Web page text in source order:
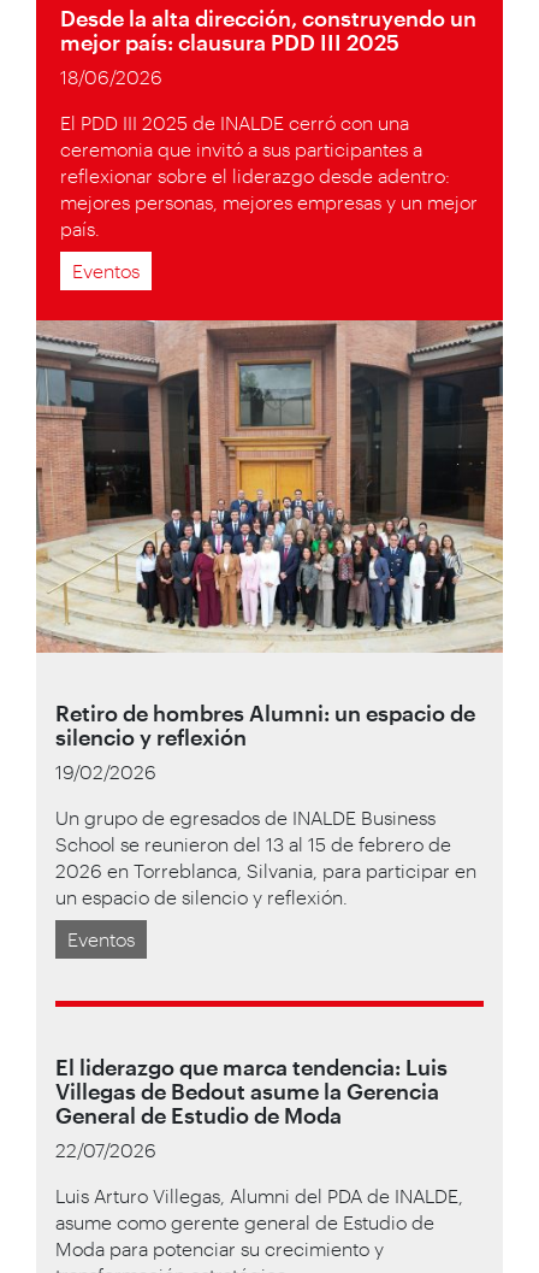
Desde la alta dirección, construyendo un
mejor país: clausura PDD III 2025
18/06/2026
El PDD III 2025 de INALDE cerró con una
ceremonia que invitó a sus participantes a
reflexionar sobre el liderazgo desde adentro:
mejores personas, mejores empresas y un mejor
país.
Eventos
Retiro de hombres Alumni: un espacio de
silencio y reflexión
19/02/2026
Un grupo de egresados de INALDE Business
School se reunieron del 13 al 15 de febrero de
2026 en Torreblanca, Silvania, para participar en
un espacio de silencio y reflexión.
Eventos
El liderazgo que marca tendencia: Luis
Villegas de Bedout asume la Gerencia
General de Estudio de Moda
22/07/2026
Luis Arturo Villegas, Alumni del PDA de INALDE,
asume como gerente general de Estudio de
Moda para potenciar su crecimiento y